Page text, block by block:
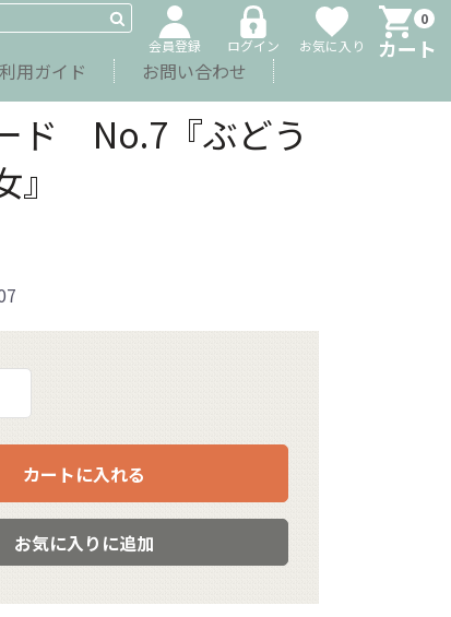
0
カート
お気に入り
ログイン
会員登録
用ガイド お問い合わせ
ド No.7『ぶどう
カートに入れる
お気に入りに追加